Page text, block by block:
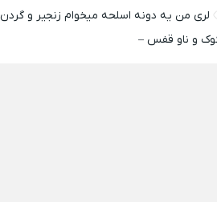
لری من یه دونه اسلحه میخوام زﻧﺠﻴﺮ و ﮔﺮدن
و ﻧﺎو ﻗﻔﺲ –